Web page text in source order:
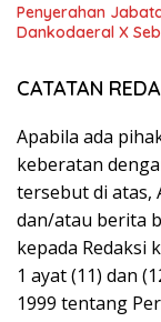
Penyerahan
Dankodaeral X
CATATAN
Apabila ada
keberatan
tersebut di atas,
dan/atau berita
kepada Redaksi
1 ayat (11) dan
1999 tentang